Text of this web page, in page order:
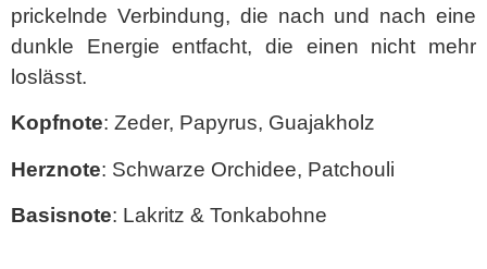
prickelnde Verbindung, die nach und nach eine
dunkle Energie entfacht, die einen nicht mehr
loslässt.
Kopfnote: Zeder, Papyrus, Guajakholz
Herznote: Schwarze Orchidee, Patchouli
Basisnote: Lakritz & Tonkabohne